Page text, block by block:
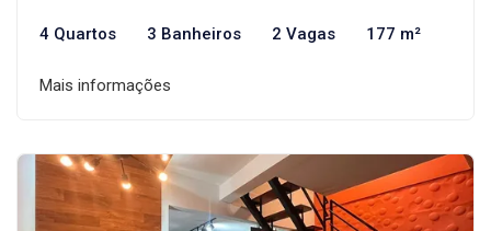
4 Quartos 3 Banheiros 2 Vagas 177 m²
Mais informações